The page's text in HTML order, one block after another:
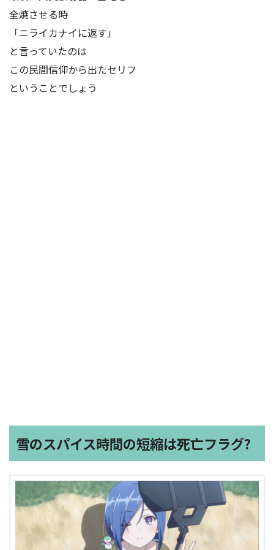
全焼させる時
「ニライカナイに返す」
と言っていたのは
この民間信仰から出たセリフ
ということでしょう
雪のスパイス時間の短縮は死亡フラグ?